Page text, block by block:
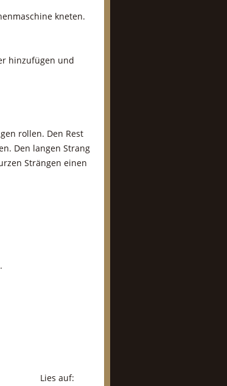
kneten.
hinzufügen und
rollen. Den Rest
Den langen Strang
Strängen einen
Lies auf: